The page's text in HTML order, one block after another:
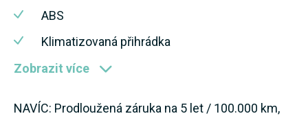
ABS
Klimatizovaná přihrádka
Zobrazit více
NAVÍC: Prodloužená záruka na 5 let / 100.000 km,